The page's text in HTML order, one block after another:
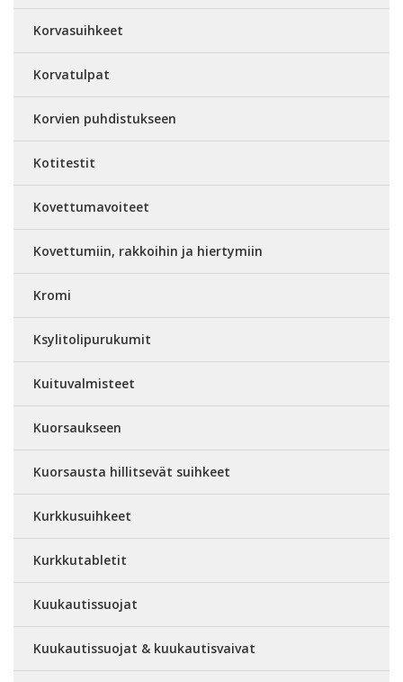
Korvasuihkeet
Korvatulpat
Korvien puhdistukseen
Kotitestit
Kovettumavoiteet
Kovettumiin, rakkoihin ja hiertymiin
Kromi
Ksylitolipurukumit
Kuituvalmisteet
Kuorsaukseen
Kuorsausta hillitsevät suihkeet
Kurkkusuihkeet
Kurkkutabletit
Kuukautissuojat
Kuukautissuojat & kuukautisvaivat